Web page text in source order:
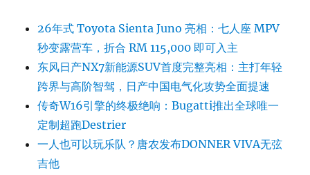
26年式 Toyota Sienta Juno 亮相：七人座 MPV
秒变露营车，折合 RM 115,000 即可入主
东风日产NX7新能源SUV首度完整亮相：主打年轻
跨界与高阶智驾，日产中国电气化攻势全面提速
传奇W16引擎的终极绝响：Bugatti推出全球唯一
定制超跑Destrier
一人也可以玩乐队？唐农发布DONNER VIVA无弦
吉他